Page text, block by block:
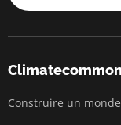
Construire un